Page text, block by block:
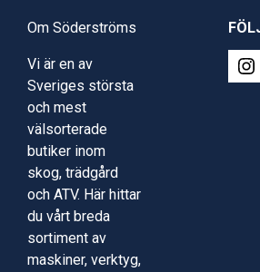
Om Söderströms
Vi är en av
Sveriges största
och mest
välsorterade
butiker inom
skog, trädgård
och ATV. Här hittar
du vårt breda
sortiment av
maskiner, verktyg,